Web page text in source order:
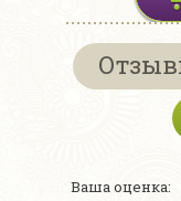
Ваша оценка: